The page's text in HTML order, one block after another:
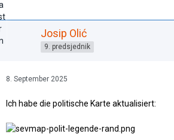
Josip Olić
9. predsjednik
8. September 2025
Ich habe die politische Karte aktualisiert: